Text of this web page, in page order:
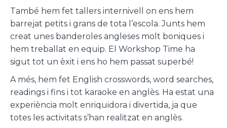
També hem fet tallers internivell on ens hem
barrejat petits i grans de tota l’escola. Junts hem
creat unes banderoles angleses molt boniques i
hem treballat en equip. El Workshop Time ha
sigut tot un èxit i ens ho hem passat superbé!
A més, hem fet English crosswords, word searches,
readings i fins i tot karaoke en anglès. Ha estat una
experiència molt enriquidora i divertida, ja que
totes les activitats s’han realitzat en anglès.